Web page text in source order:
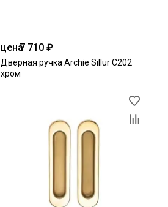
цена7 710 ₽
Дверная ручка Archie Sillur С202
хром